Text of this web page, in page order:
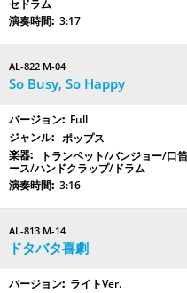
セドラム
3:17
AL-822 M-04
So Busy, So Happy
Full
ポップス
トランペット/バンジョー/口
ース/ハンドクラップ/ドラム
3:16
AL-813 M-14
ドタバタ喜劇
ライトVer.